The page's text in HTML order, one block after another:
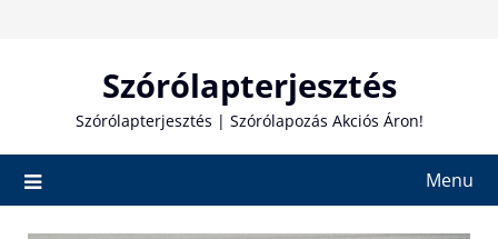
Szórólapterjesztés
Szórólapterjesztés | Szórólapozás Akciós Áron!
Menu